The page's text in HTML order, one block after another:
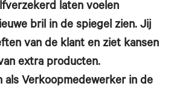
laten voelen
bril in de spiegel zien. Jij
van de klant en ziet kansen
extra producten.
als Verkoopmedewerker in de